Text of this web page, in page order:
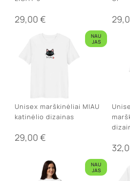
29,00 €
NAU
JAS
Unisex marškinėliai MIAU
katinėlio dizainas
29,00 €
NAU
JAS